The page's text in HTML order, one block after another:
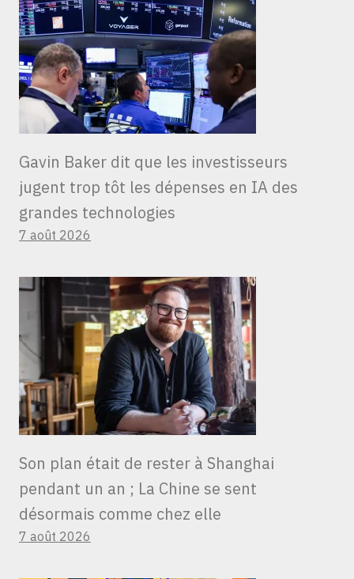
Gavin Baker dit que les investisseurs
jugent trop tôt les dépenses en IA des
grandes technologies
7 août 2026
Son plan était de rester à Shanghai
pendant un an ; La Chine se sent
désormais comme chez elle
7 août 2026